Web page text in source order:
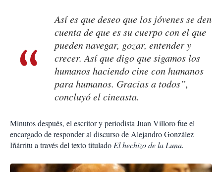
Así es que deseo que los jóvenes se den
cuenta de que es su cuerpo con el que
pueden navegar, gozar, entender y
crecer. Así que digo que sigamos los
humanos haciendo cine con humanos
para humanos. Gracias a todos”,
concluyó el cineasta.
Minutos después, el escritor y periodista Juan Villoro fue el
encargado de responder al discurso de Alejandro González
Iñárritu a través del texto tituladoEl hechizo de la Luna.